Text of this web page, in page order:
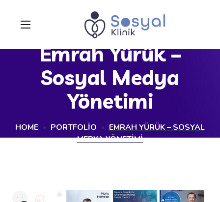
Emrah Yürük –
Sosyal Medya
Yönetimi
HOME PORTFOLIO
EMRAH YÜRÜK – SOSYAL
MEDYA YÖNETIMI